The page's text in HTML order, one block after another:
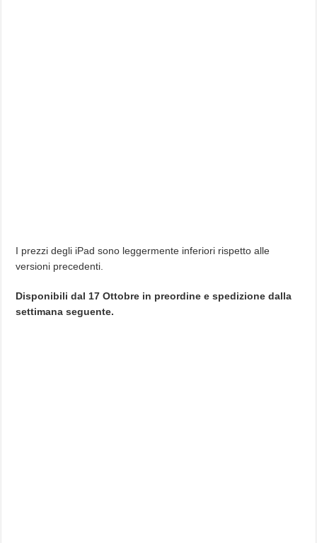
I prezzi degli iPad sono leggermente inferiori rispetto alle
versioni precedenti.
Disponibili dal 17 Ottobre in preordine e spedizione dalla
settimana seguente.